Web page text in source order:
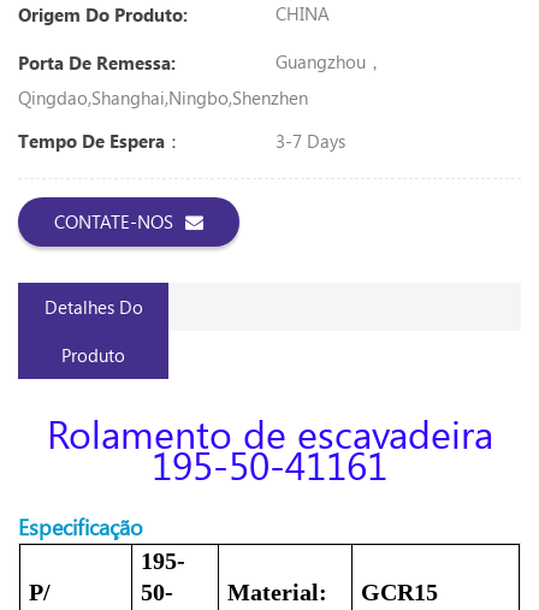
Origem Do Produto:
CHINA
Porta De Remessa:
Guangzhou，
Qingdao,Shanghai,Ningbo,shenzhen
Tempo De Espera：
3-7 Days
CONTATE-NOS
Detalhes Do
Produto
Rolamento de escavadeira
195-50-41161
Especificação
P/
195-
50-
Material: GCR15